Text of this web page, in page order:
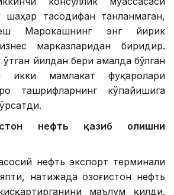
шаҳар тасодифан танланмаган,
Марокашнинг энг йирик
марказларидан биридир.
йилдан бери амалда бўлган
икки мамлакат фуқаролари
ташрифларнинг кўпайишига
нефть қазиб олишни
нефть экспорт терминали
натижада Қозоғистон нефть
маълум қилди.